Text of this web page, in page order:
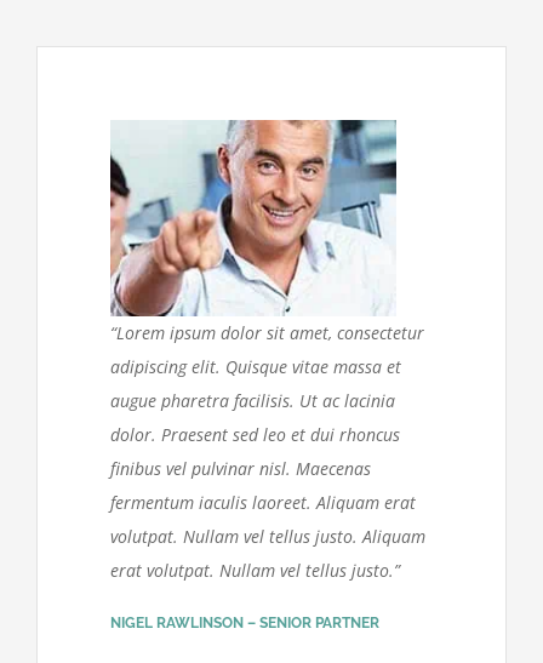
“Lorem ipsum dolor sit amet, consectetur
adipiscing elit. Quisque vitae massa et
augue pharetra facilisis. Ut ac lacinia
dolor. Praesent sed leo et dui rhoncus
finibus vel pulvinar nisl. Maecenas
fermentum iaculis laoreet. Aliquam erat
volutpat. Nullam vel tellus justo. Aliquam
erat volutpat. Nullam vel tellus justo.”
NIGEL RAWLINSON – SENIOR PARTNER